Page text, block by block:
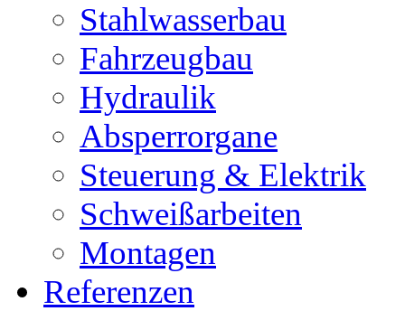
Stahlwasserbau
Fahrzeugbau
Hydraulik
Absperrorgane
Steuerung & Elektrik
Schweißarbeiten
Montagen
Referenzen